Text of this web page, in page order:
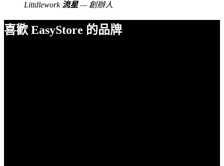
Littdlework 流星— 創辦人
喜歡 EasyStore 的品牌